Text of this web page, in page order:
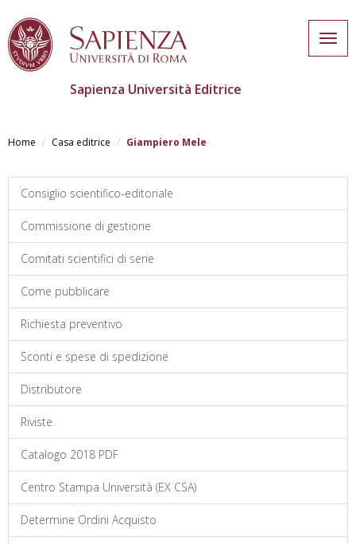
main
Sapienza Università Editrice
Home Casa editrice Giampiero Mele
Consiglio scientifico-editoriale
Commissione di gestione
Comitati scientifici di serie
Come pubblicare
Richiesta preventivo
Sconti e spese di spedizione
Distributore
Riviste
Catalogo 2018 PDF
Centro Stampa Università (EX CSA)
Determine Ordini Acquisto